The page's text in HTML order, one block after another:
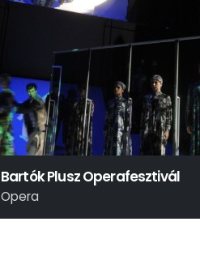
Bartók Plusz Operafesztivál
Opera